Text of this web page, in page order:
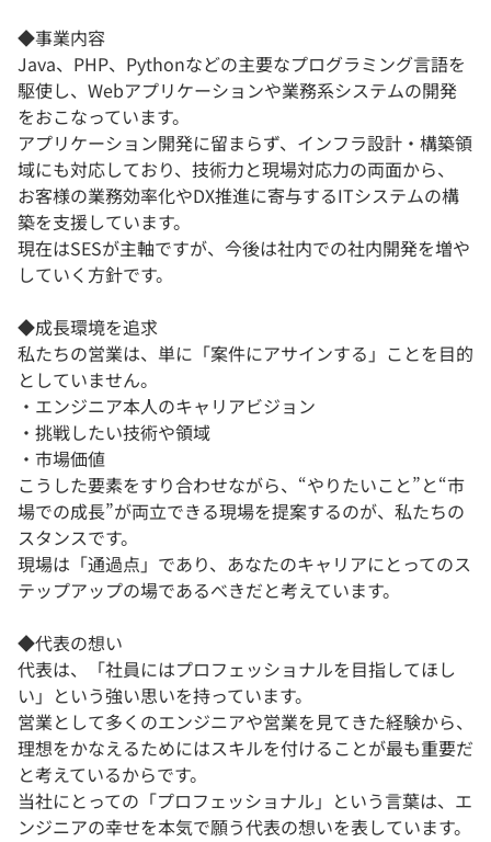
◆事業内容
Java、PHP、Pythonなどの主要なプログラミング言語を
駆使し、Webアプリケーションや業務系システムの開発
をおこなっています。
アプリケーション開発に留まらず、インフラ設計・構築領
域にも対応しており、技術力と現場対応力の両面から、
お客様の業務効率化やDX推進に寄与するITシステムの構
築を支援しています。
現在はSESが主軸ですが、今後は社内での社内開発を増や
していく方針です。
◆成長環境を追求
私たちの営業は、単に「案件にアサインする」ことを目的
としていません。
・エンジニア本人のキャリアビジョン
・挑戦したい技術や領域
・市場価値
こうした要素をすり合わせながら、“やりたいこと”と“市
場での成長”が両立できる現場を提案するのが、私たちの
スタンスです。
現場は「通過点」であり、あなたのキャリアにとってのス
テップアップの場であるべきだと考えています。
◆代表の想い
代表は、「社員にはプロフェッショナルを目指してほし
い」という強い思いを持っています。
営業として多くのエンジニアや営業を見てきた経験から、
理想をかなえるためにはスキルを付けることが最も重要だ
と考えているからです。
当社にとっての「プロフェッショナル」という言葉は、エ
ンジニアの幸せを本気で願う代表の想いを表しています。